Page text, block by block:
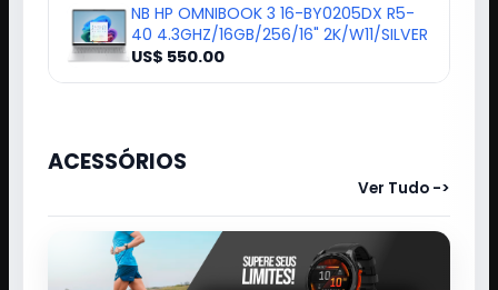
NB HP OMNIBOOK 3 16-BY0205DX R5-
40 4.3GHZ/16GB/256/16" 2K/W11/SILVER
US$ 550.00
ACESSÓRIOS
Ver Tudo ->